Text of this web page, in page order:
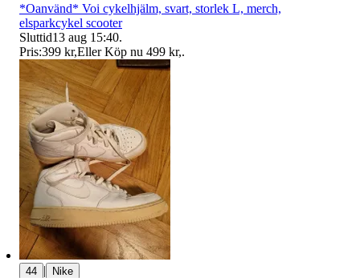
*Oanvänd* Voi cykelhjälm, svart, storlek L, merch,
elsparkcykel scooter
Sluttid13 aug 15:40.
Pris:399 kr,Eller Köp nu 499 kr,.
44 | Nike